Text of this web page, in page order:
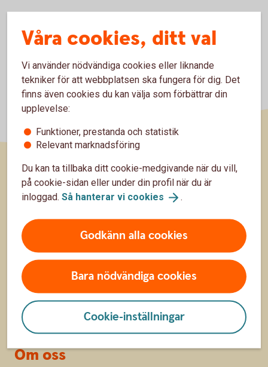
Våra cookies, ditt val
Vi använder nödvändiga cookies eller liknande
tekniker för att webbplatsen ska fungera för dig. Det
finns även cookies du kan välja som förbättrar din
upplevelse:
Funktioner, prestanda och statistik
Relevant marknadsföring
Du kan ta tillbaka ditt cookie-medgivande när du vill,
på cookie-sidan eller under din profil när du är
inloggad. Så hanterar vi cookies .
Godkänn alla cookies
Bara nödvändiga cookies
Cookie-inställningar
Sidfot
Hitta snabbt
Spärrhjälp
Hitta bankkontor
Bli kund
Priser, räntor och kurser
Om oss